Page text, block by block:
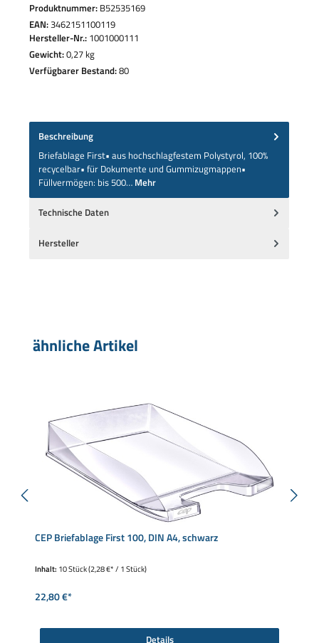
Produktnummer: B52535169
EAN:3462151100119
Hersteller-Nr.: 1001000111
Gewicht:0,27 kg
Verfügbarer Bestand:80
Beschreibung
Briefablage First• aus hochschlagfestem Polystyrol, 100%
recycelbar• für Dokumente und Gummizugmappen•
Füllvermögen: bis 500… Mehr
Technische Daten
Hersteller
Produktgalerie überspringen
ähnliche Artikel
CEP Briefablage First 100, DIN A4, schwarz
Inhalt: 10 Stück(2,28 €* / 1 Stück)
22,80 €*
Details